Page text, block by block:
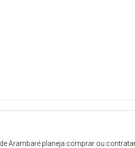
Arambaré planeja comprar ou